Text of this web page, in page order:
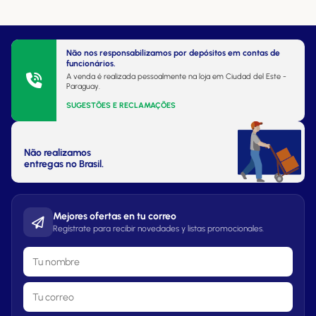
Não nos responsabilizamos por depósitos em contas de
funcionários.
A venda é realizada pessoalmente na loja em Ciudad del Este -
Paraguay.
SUGESTÕES E RECLAMAÇÕES
Não realizamos
entregas no Brasil.
Mejores ofertas en tu correo
Regístrate para recibir novedades y listas promocionales.